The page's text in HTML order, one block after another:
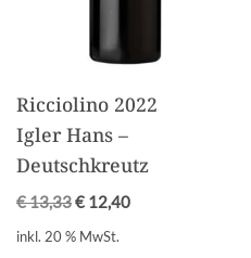
Ricciolino 2022
Igler Hans –
Deutschkreutz
€13,33€ 12,40
inkl. 20 % MwSt.